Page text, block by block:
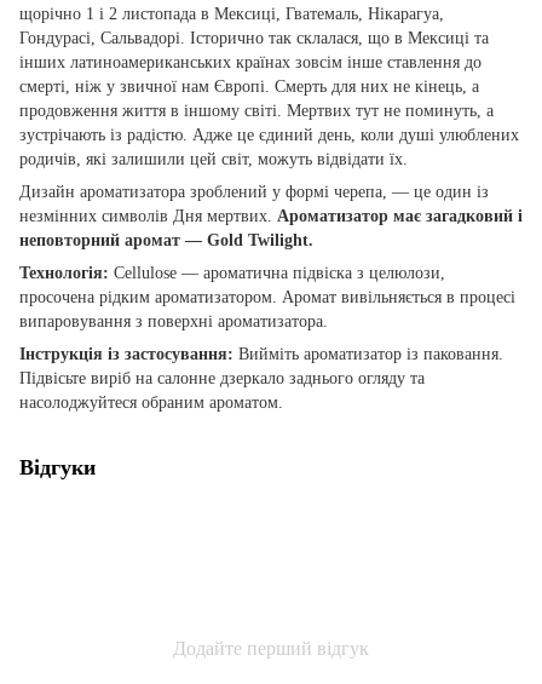
щорічно 1 і 2 листопада в Мексиці, Гватемаль, Нікарагуа,
Гондурасі, Сальвадорі. Історично так склалася, що в Мексиці та
інших латиноамериканських країнах зовсім інше ставлення до
смерті, ніж у звичної нам Європі. Смерть для них не кінець, а
продовження життя в іншому світі. Мертвих тут не поминуть, а
зустрічають із радістю. Адже це єдиний день, коли душі улюблених
родичів, які залишили цей світ, можуть відвідати їх.
Дизайн ароматизатора зроблений у формі черепа, — це один із
незмінних символів Дня мертвих. Ароматизатор має загадковий і
неповторний аромат — Gold Twilight.
Технологія: Cellulose — ароматична підвіска з целюлози,
просочена рідким ароматизатором. Аромат вивільняється в процесі
випаровування з поверхні ароматизатора.
Інструкція із застосування: Вийміть ароматизатор із паковання.
Підвісьте виріб на салонне дзеркало заднього огляду та
насолоджуйтеся обраним ароматом.
Відгуки
Додайте перший відгук